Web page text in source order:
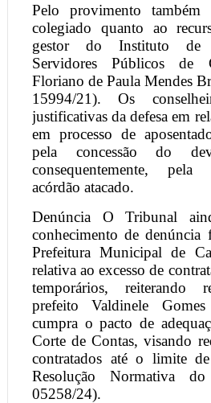
Pelo provimento
colegiado quanto ao
gestor do Instituto de
Servidores Públicos de
Floriano de Paula Mendes
15994/21). Os
justificativas da defesa em
em processo de
pela concessão do
consequentemente,
acórdão atacado.
Denúncia O Tribunal
conhecimento de denúncia
Prefeitura Municipal de
relativa ao excesso de
temporários, reiterando
prefeito Valdinele
cumpra o pacto de
Corte de Contas, visando
contratados até o limite
Resolução Normativa
05258/24).